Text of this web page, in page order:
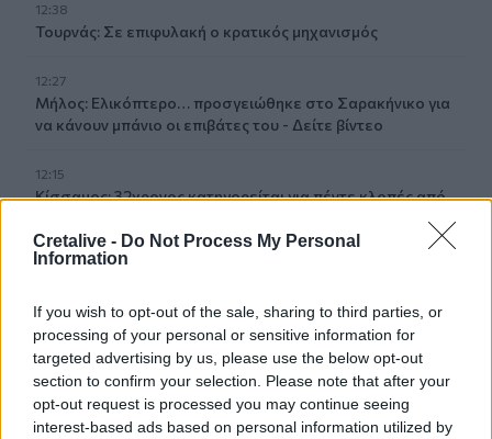
Cretalive - Do Not Process My Personal
Information
If you wish to opt-out of the sale, sharing to third parties, or
processing of your personal or sensitive information for
targeted advertising by us, please use the below opt-out
section to confirm your selection. Please note that after your
opt-out request is processed you may continue seeing
interest-based ads based on personal information utilized by
12:38
Τουρνάς: Σε επιφυλακή ο κρατικός μηχανισμός
12:27
Μήλος: Ελικόπτερο… προσγειώθηκε στο Σαρακήνικο για
να κάνουν μπάνιο οι επιβάτες του - Δείτε βίντεο
12:15
Κίσσαμος: 32χρονος κατηγορείται για πέντε κλοπές από
12:14
νοσοκομείο 4 άτομα
11:59
Τραγωδία στα Μάλια: 64χρονος ανασύρθηκε νεκρός από
τη θάλασσα